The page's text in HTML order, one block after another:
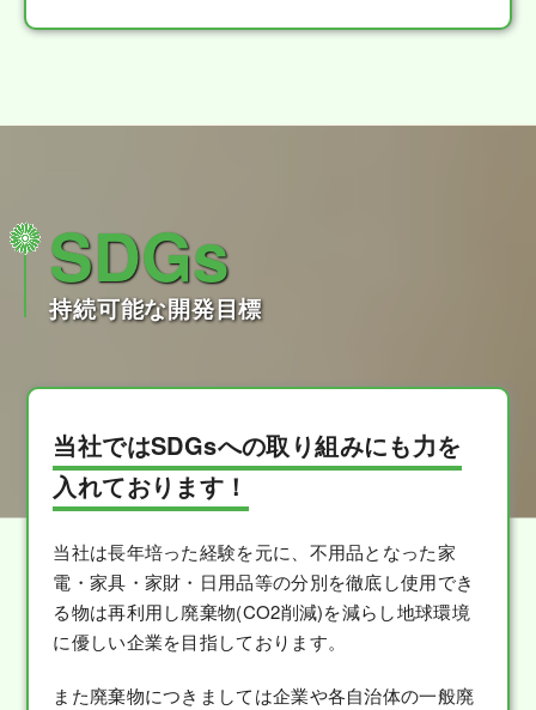
SDGs
持続可能な開発目標
当社ではSDGsへの取り組みにも力を
入れております！
当社は長年培った経験を元に、不用品となった家
電・家具・家財・日用品等の分別を徹底し使用でき
る物は再利用し廃棄物(CO2削減)を減らし地球環境
に優しい企業を目指しております。
また廃棄物につきましては企業や各自治体の一般廃